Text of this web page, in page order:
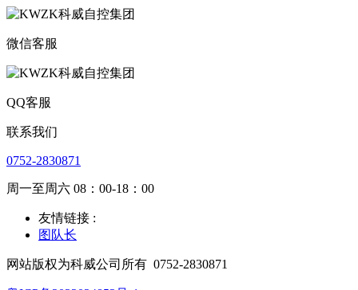
微信客服
QQ客服
联系我们
0752-2830871
周一至周六 08：00-18：00
友情链接 :
图队长
网站版权为科威公司所有 0752-2830871